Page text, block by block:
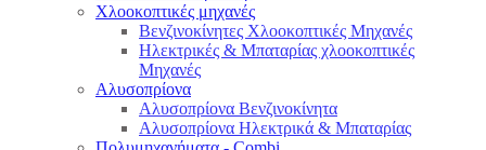
Χλοοκοπτικές μηχανές
Βενζινοκίνητες Χλοοκοπτικές Μηχανές
Ηλεκτρικές & Μπαταρίας χλοοκοπτικές
Μηχανές
Αλυσοπρίονα
Αλυσοπρίονα Βενζινοκίνητα
Αλυσοπρίονα Ηλεκτρικά & Μπαταρίας